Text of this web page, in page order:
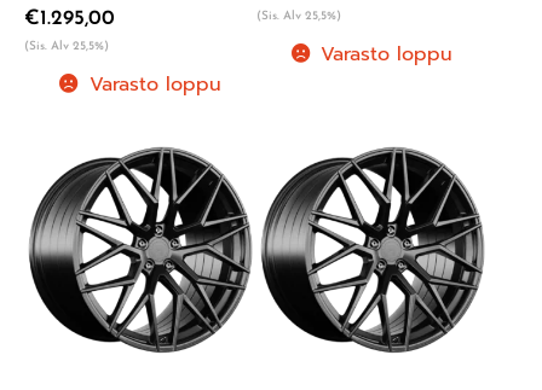
€1.295,00
(Sis. Alv 25,5%)
Varasto loppu
(Sis. Alv 25,5%)
Varasto loppu